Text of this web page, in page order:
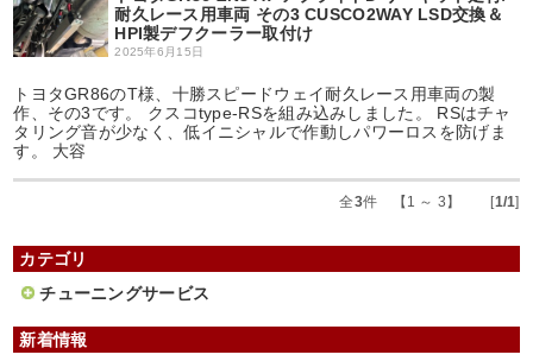
耐久レース用車両 その3 CUSCO2WAY LSD交換＆
HPI製デフクーラー取付け
2025年6月15日
トヨタGR86のT様、十勝スピードウェイ耐久レース用車両の製
作、その3です。 クスコtype-RSを組み込みしました。 RSはチャ
タリング音が少なく、低イニシャルで作動しパワーロスを防げま
す。 大容
全3件 【1 ～ 3】 [1/1]
カテゴリ
チューニングサービス
新着情報